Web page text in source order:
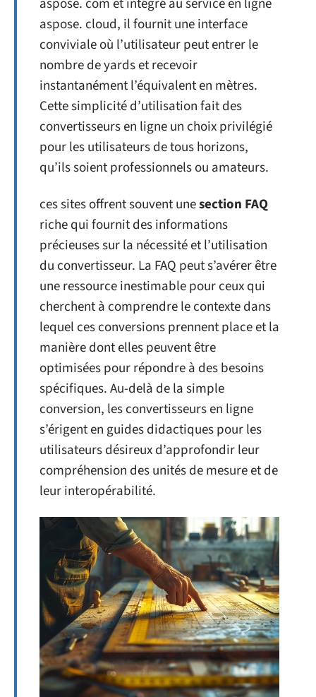
aspose. com et intégré au service en ligne
aspose. cloud, il fournit une interface
conviviale où l’utilisateur peut entrer le
nombre de yards et recevoir
instantanément l’équivalent en mètres.
Cette simplicité d’utilisation fait des
convertisseurs en ligne un choix privilégié
pour les utilisateurs de tous horizons,
qu’ils soient professionnels ou amateurs.
ces sites offrent souvent unesection FAQ
riche qui fournit des informations
précieuses sur la nécessité et l’utilisation
du convertisseur. La FAQ peut s’avérer être
une ressource inestimable pour ceux qui
cherchent à comprendre le contexte dans
lequel ces conversions prennent place et la
manière dont elles peuvent être
optimisées pour répondre à des besoins
spécifiques. Au-delà de la simple
conversion, les convertisseurs en ligne
s’érigent en guides didactiques pour les
utilisateurs désireux d’approfondir leur
compréhension des unités de mesure et de
leur interopérabilité.